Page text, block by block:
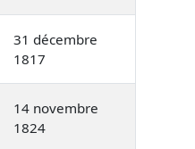
31 décembre
1817
14 novembre
1824